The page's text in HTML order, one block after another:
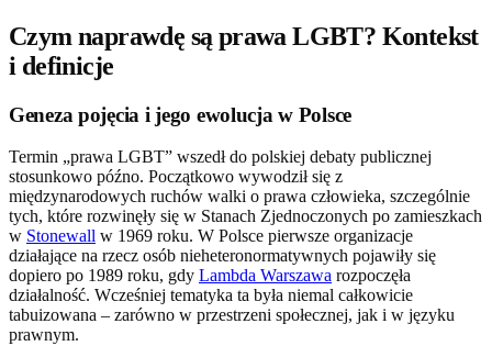
Czym naprawdę są prawa LGBT? Kontekst
i definicje
Geneza pojęcia i jego ewolucja w Polsce
Termin „prawa LGBT” wszedł do polskiej debaty publicznej
stosunkowo późno. Początkowo wywodził się z
międzynarodowych ruchów walki o prawa człowieka, szczególnie
tych, które rozwinęły się w Stanach Zjednoczonych po zamieszkach
w Stonewall w 1969 roku. W Polsce pierwsze organizacje
działające na rzecz osób nieheteronormatywnych pojawiły się
dopiero po 1989 roku, gdy Lambda Warszawa rozpoczęła
działalność. Wcześniej tematyka ta była niemal całkowicie
tabuizowana – zarówno w przestrzeni społecznej, jak i w języku
prawnym.